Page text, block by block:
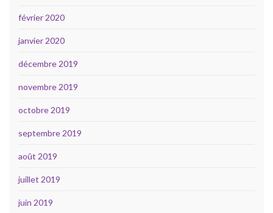
février 2020
janvier 2020
décembre 2019
novembre 2019
octobre 2019
septembre 2019
août 2019
juillet 2019
juin 2019